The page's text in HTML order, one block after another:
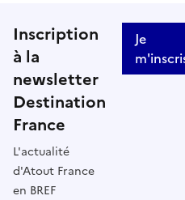
Inscription
à la
newsletter
Destination
France
L'actualité
d'Atout France
en BREF
Je